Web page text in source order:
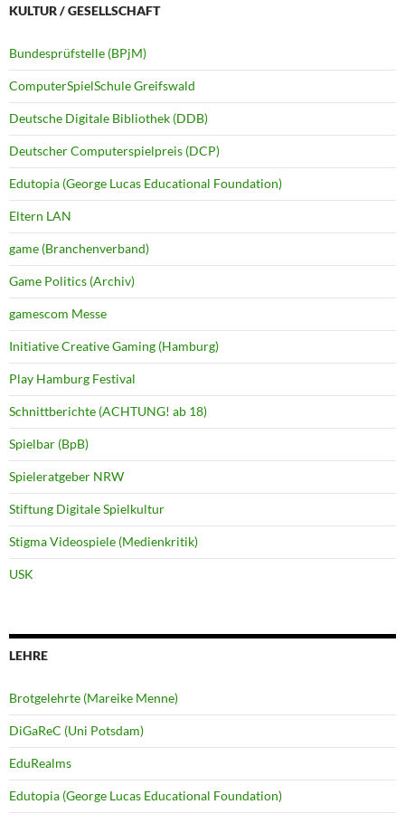
KULTUR / GESELLSCHAFT
Bundesprüfstelle (BPjM)
ComputerSpielSchule Greifswald
Deutsche Digitale Bibliothek (DDB)
Deutscher Computerspielpreis (DCP)
Edutopia (George Lucas Educational Foundation)
Eltern LAN
game (Branchenverband)
Game Politics (Archiv)
gamescom Messe
Initiative Creative Gaming (Hamburg)
Play Hamburg Festival
Schnittberichte (ACHTUNG! ab 18)
Spielbar (BpB)
Spieleratgeber NRW
Stiftung Digitale Spielkultur
Stigma Videospiele (Medienkritik)
USK
LEHRE
Brotgelehrte (Mareike Menne)
DiGaReC (Uni Potsdam)
EduRealms
Edutopia (George Lucas Educational Foundation)